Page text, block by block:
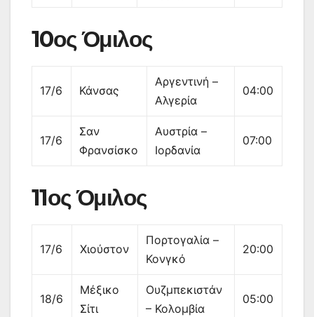
10ος Όμιλος
17/6 Κάνσας
Αργεντινή –
Αλγερία
04:00
17/6
Σαν
Φρανσίσκο
Αυστρία –
Ιορδανία
07:00
11ος Όμιλος
17/6 Χιούστον
Πορτογαλία –
Κονγκό
20:00
18/6
Μέξικο
Σίτι
Ουζμπεκιστάν
– Κολομβία
05:00